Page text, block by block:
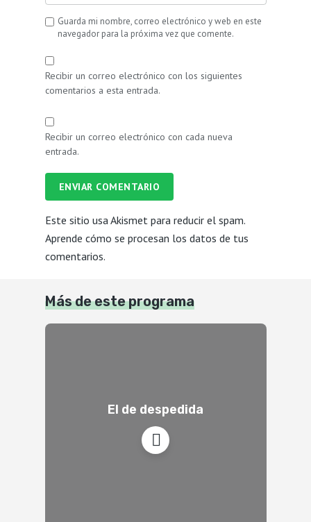
Guarda mi nombre, correo electrónico y web en este
navegador para la próxima vez que comente.
Recibir un correo electrónico con los siguientes
comentarios a esta entrada.
Recibir un correo electrónico con cada nueva
entrada.
ENVIAR COMENTARIO
Este sitio usa Akismet para reducir el spam.
Aprende cómo se procesan los datos de tus
comentarios.
Más de este programa
El de despedida